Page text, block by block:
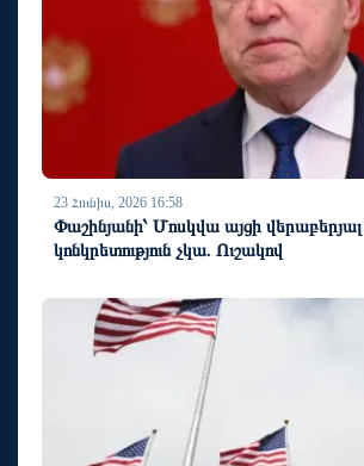
23 Հունիս, 2026 16:58
Փաշինյանի՝ Մոսկվա այցի վերաբերյալ
կոնկրետություն չկա. Ուշակով